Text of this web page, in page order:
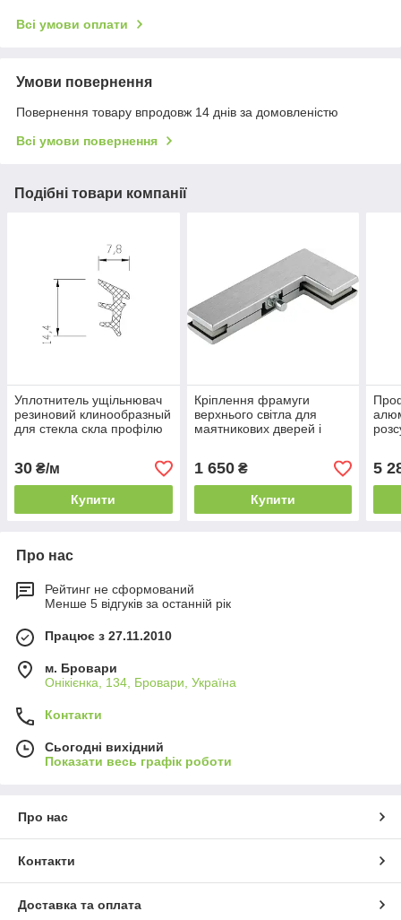
Всі умови оплати
Умови повернення
Повернення товару впродовж 14 днів за домовленістю
Всі умови повернення
Подібні товари компанії
Уплотнитель ущільнювач
резиновий клинообразный
для стекла скла профілю
30 ₴/м
Купити
Кріплення фрамуги
верхнього світла для
маятникових дверей і
1 650₴
Купити
5
Про нас
Рейтинг не сформований
Менше 5 відгуків за останній рік
Працює з 27.11.2010
м. Бровари
Онікієнка, 134, Бровари, Україна
Контакти
Сьогодні вихідний
Показати весь графік роботи
Про нас
Контакти
Доставка та оплата